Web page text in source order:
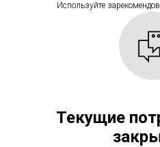
Используйте
Текущие